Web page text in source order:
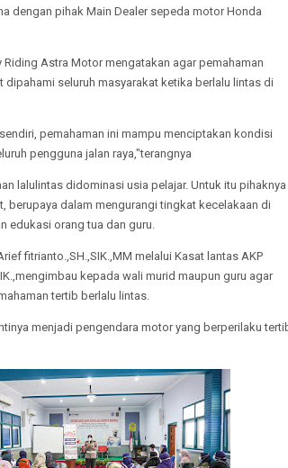
dengan pihak Main Dealer sepeda motor Honda
Riding Astra Motor mengatakan agar pemahaman
dipahami seluruh masyarakat ketika berlalu lintas di
pemahaman ini mampu menciptakan kondisi
pengguna jalan raya,"terangnya
lalulintas didominasi usia pelajar. Untuk itu pihaknya
berupaya dalam mengurangi tingkat kecelakaan di
edukasi orang tua dan guru.
fitrianto.,SH.,SIK.,MM melalui Kasat lantas AKP
kepada wali murid maupun guru agar
tertib berlalu lintas.
menjadi pengendara motor yang berperilaku